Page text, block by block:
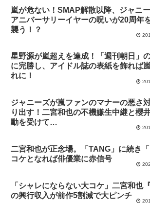
嵐が危ない！SMAP解散以降、ジャニ
アニバーサリーイヤーの呪いが20周年
襲う！？
星野源が嵐超えを達成！「週刊朝日」
に完勝し、アイドル誌の表紙を飾れば
れに！
ジャニーズが嵐ファンのマナーの悪さ
り出す！二宮和也の不機嫌生中継と櫻
動を受けて…
二宮和也が正念場。「TANG」に続き
コケとなれば俳優業に赤信号
「シャレにならない大コケ」二宮和也
の興行収入が前作5割減で大ピンチ